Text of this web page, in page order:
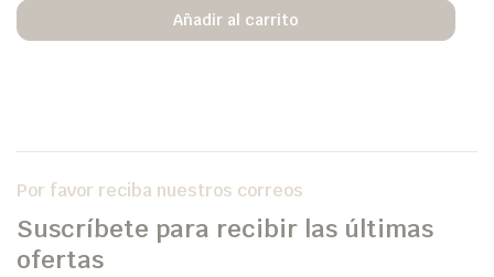
Añadir al carrito
Por favor reciba nuestros correos
Suscríbete para recibir las últimas
ofertas